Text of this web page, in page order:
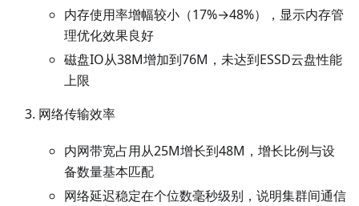
内存使用率增幅较小（17%→48%），显示内存管
理优化效果良好
磁盘IO从38M增加到76M，未达到ESSD云盘性能
上限
网络传输效率
内网带宽占用从25M增长到48M，增长比例与设
备数量基本匹配
网络延迟稳定在个位数毫秒级别，说明集群间通信